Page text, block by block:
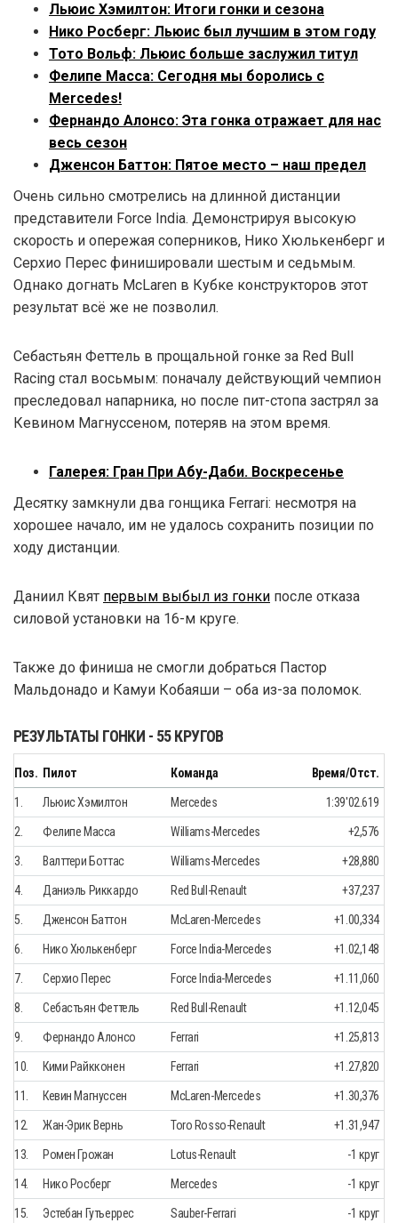
Льюис Хэмилтон: Итоги гонки и сезона
Нико Росберг: Льюис был лучшим в этом году
Тото Вольф: Льюис больше заслужил титул
Фелипе Масса: Сегодня мы боролись с
Mercedes!
Фернандо Алонсо: Эта гонка отражает для нас
весь сезон
Дженсон Баттон: Пятое место – наш предел
Очень сильно смотрелись на длинной дистанции
представители Force India. Демонстрируя высокую
скорость и опережая соперников, Нико Хюлькенберг и
Серхио Перес финишировали шестым и седьмым.
Однако догнать McLaren в Кубке конструкторов этот
результат всё же не позволил.
Себастьян Феттель в прощальной гонке за Red Bull
Racing стал восьмым: поначалу действующий чемпион
преследовал напарника, но после пит-стопа застрял за
Кевином Магнуссеном, потеряв на этом время.
Галерея: Гран При Абу-Даби. Воскресенье
Десятку замкнули два гонщика Ferrari: несмотря на
хорошее начало, им не удалось сохранить позиции по
ходу дистанции.
Даниил Квят первым выбыл из гонки после отказа
силовой установки на 16-м круге.
Также до финиша не смогли добраться Пастор
Мальдонадо и Камуи Кобаяши – оба из-за поломок.
РЕЗУЛЬТАТЫ ГОНКИ - 55 КРУГОВ
Поз. Пилот Команда Время/Отст.
1. Льюис Хэмилтон Mercedes 1:39'02.619
2. Фелипе Масса Williams-Mercedes +2,576
3. Валттери Боттас Williams-Mercedes +28,880
4. Даниэль Риккардо Red Bull-Renault +37,237
5. Дженсон Баттон McLaren-Mercedes +1.00,334
6. Нико Хюлькенберг Force India-Mercedes +1.02,148
7. Серхио Перес Force India-Mercedes +1.11,060
8. Себастьян Феттель Red Bull-Renault +1.12,045
9. Фернандо Алонсо Ferrari +1.25,813
10. Кими Райкконен Ferrari +1.27,820
11. Кевин Магнуссен McLaren-Mercedes +1.30,376
12. Жан-Эрик Вернь Toro Rosso-Renault +1.31,947
13. Ромен Грожан Lotus-Renault -1 круг
14. Нико Росберг Mercedes -1 круг
15. Эстебан Гутьеррес Sauber-Ferrari -1 круг